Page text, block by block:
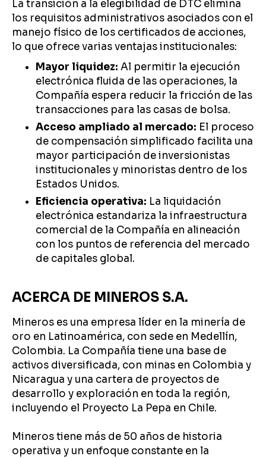
La transición a la elegibilidad de DTC elimina
los requisitos administrativos asociados con el
manejo físico de los certificados de acciones,
lo que ofrece varias ventajas institucionales:
Mayor liquidez: Al permitir la ejecución
electrónica fluida de las operaciones, la
Compañía espera reducir la fricción de las
transacciones para las casas de bolsa.
Acceso ampliado al mercado: El proceso
de compensación simplificado facilita una
mayor participación de inversionistas
institucionales y minoristas dentro de los
Estados Unidos.
Eficiencia operativa: La liquidación
electrónica estandariza la infraestructura
comercial de la Compañía en alineación
con los puntos de referencia del mercado
de capitales global.
ACERCA DE MINEROS S.A.
Mineros es una empresa líder en la minería de
oro en Latinoamérica, con sede en Medellín,
Colombia. La Compañía tiene una base de
activos diversificada, con minas en Colombia y
Nicaragua y una cartera de proyectos de
desarrollo y exploración en toda la región,
incluyendo el Proyecto La Pepa en Chile.
Mineros tiene más de 50 años de historia
operativa y un enfoque constante en la